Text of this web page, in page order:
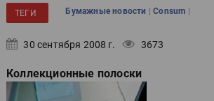
ТЕГИ Бумажные новости |Consum |
30 сентября 2008 г. 3673
Коллекционные полоски